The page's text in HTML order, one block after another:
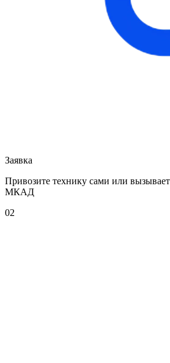
Заявка
Привозите технику сами или
МКАД
02